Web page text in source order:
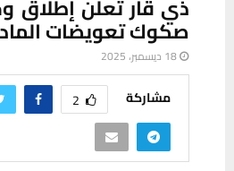
ذي قار تعلن إطلاق
صكوك تعويضات المادة
18 ديسمبر، 2025
مشاركة 2